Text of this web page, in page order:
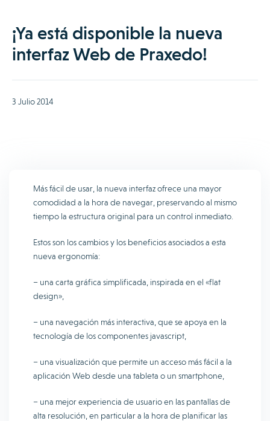
¡Ya está disponible la nueva
interfaz Web de Praxedo!
3 Julio 2014
Más fácil de usar, la nueva interfaz ofrece una mayor
comodidad a la hora de navegar, preservando al mismo
tiempo la estructura original para un control inmediato.
Estos son los cambios y los beneficios asociados a esta
nueva ergonomía:
– una carta gráfica simplificada, inspirada en el «flat
design»,
– una navegación más interactiva, que se apoya en la
tecnología de los componentes javascript,
– una visualización que permite un acceso más fácil a la
aplicación Web desde una tableta o un smartphone,
– una mejor experiencia de usuario en las pantallas de
alta resolución, en particular a la hora de planificar las